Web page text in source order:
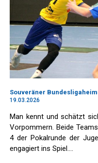
Souveräner
19.03.2026
Man kennt und schätzt
Vorpommern. Beide
4 der Pokalrunde der
engagiert ins Spiel.…